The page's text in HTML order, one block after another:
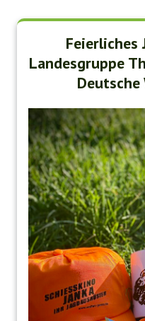
Feierliches
Landesgruppe